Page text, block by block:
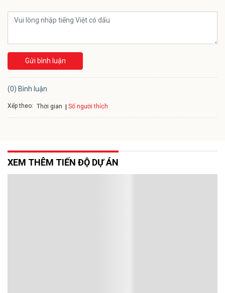
Gửi bình luận
(0) Bình luận
Xếp theo: Thời gian Số người thích
XEM THÊM TIẾN ĐỘ DỰ ÁN